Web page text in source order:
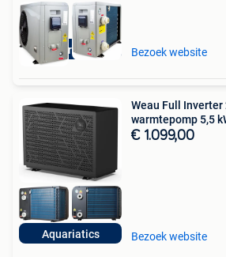
Aquariatics Bezoek website
Aquariatics
Weau Full Inverter
warmtepomp 5,5
€ 1.099,00
Bezoek website